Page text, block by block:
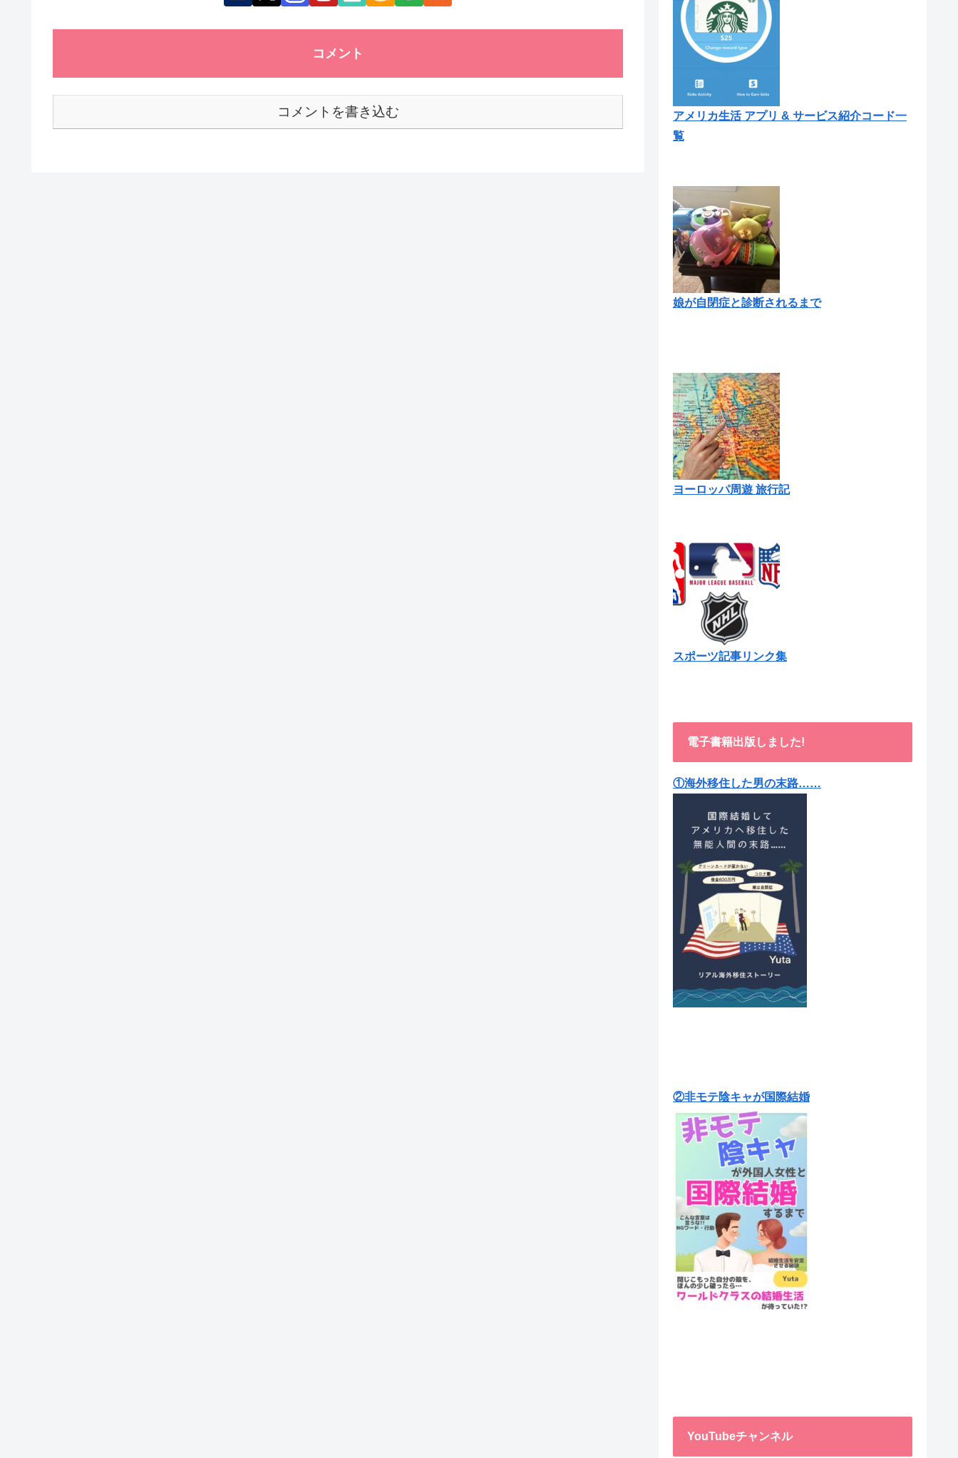
コメント
コメントを書き込む
アメリカ生活 アプリ & サービス紹介コード一
覧
娘が自閉症と診断されるまで
ヨーロッパ周遊 旅行記
スポーツ記事リンク集
電子書籍出版しました!
①海外移住した男の末路……
②非モテ陰キャが国際結婚
YouTubeチャンネル